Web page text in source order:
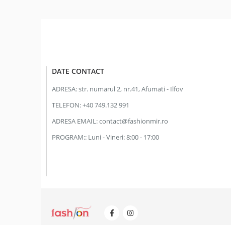
DATE CONTACT
ADRESA:str. numarul 2, nr.41, Afumati - Ilfov
TELEFON:+40 749.132 991
ADRESA EMAIL:contact@fashionmir.ro
PROGRAM:: Luni - Vineri: 8:00 - 17:00